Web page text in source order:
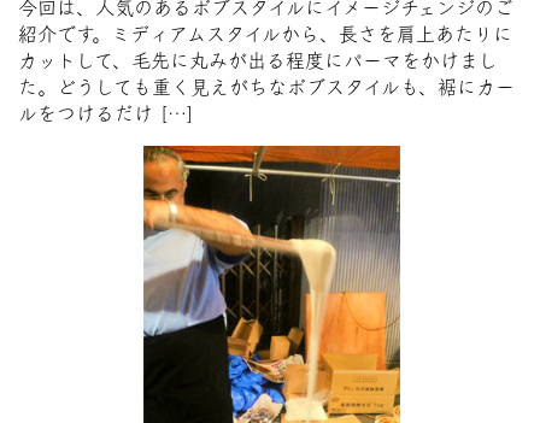
今回は、人気のあるボブスタイルにイメージチェンジのご
紹介です。ミディアムスタイルから、長さを肩上あたりに
カットして、毛先に丸みが出る程度にパーマをかけまし
た。どうしても重く見えがちなボブスタイルも、裾にカー
ルをつけるだけ […]